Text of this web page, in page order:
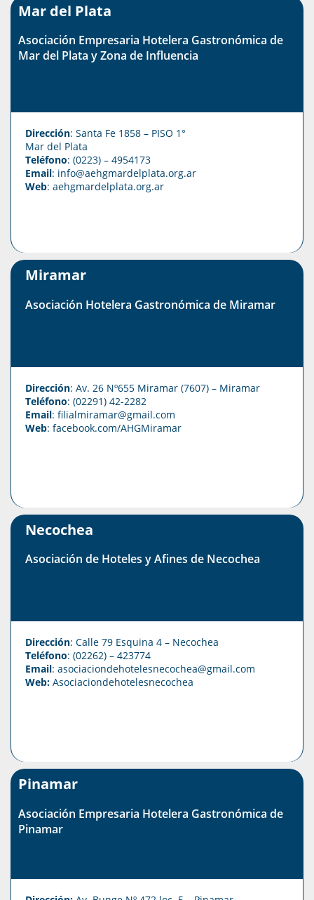
Mar del Plata
Asociación Empresaria Hotelera Gastronómica de
Mar del Plata y Zona de Influencia
Dirección: Santa Fe 1858 – PISO 1°
Mar del Plata
Teléfono: (0223) – 4954173
Email: info@aehgmardelplata.org.ar
Web: aehgmardelplata.org.ar
Miramar
Asociación Hotelera Gastronómica de Miramar
Dirección: Av. 26 Nº655 Miramar (7607) – Miramar
Teléfono: (02291) 42-2282
Email: filialmiramar@gmail.com
Web: facebook.com/AHGMiramar
Necochea
Asociación de Hoteles y Afines de Necochea
Dirección: Calle 79 Esquina 4 – Necochea
Teléfono: (02262) – 423774
Email: asociaciondehotelesnecochea@gmail.com
Web: Asociaciondehotelesnecochea
Pinamar
Asociación Empresaria Hotelera Gastronómica de
Pinamar